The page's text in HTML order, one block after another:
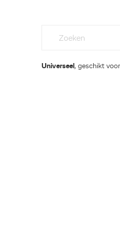
Universeel, geschikt